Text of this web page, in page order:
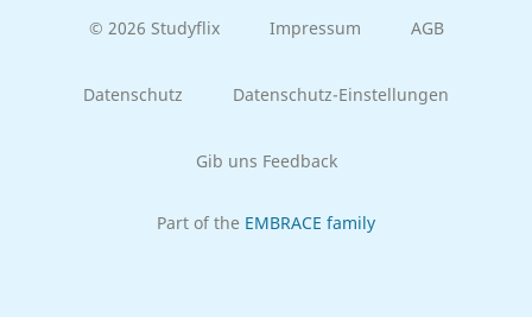
© 2026 Studyflix Impressum AGB
Datenschutz Datenschutz-Einstellungen
Gib uns Feedback
Part of the EMBRACE family